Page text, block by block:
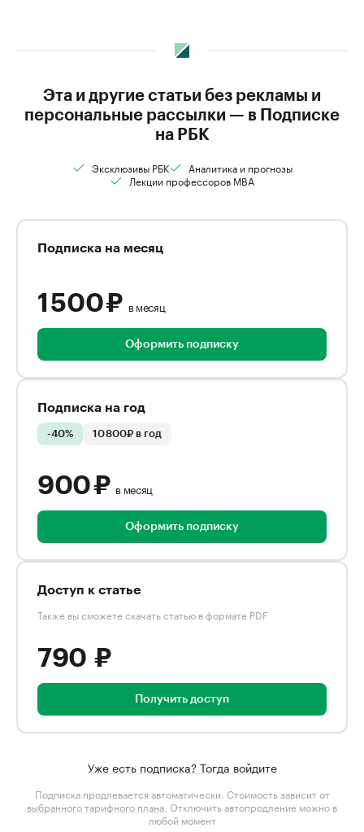
Эта и другие статьи без рекламы и
персональные рассылки — в Подписке
на РБК
Эксклюзивы РБК
Аналитика и прогнозы
Лекции профессоров MBA
Подписка на месяц
1 500 ₽ в месяц
Оформить подписку
Подписка на год
-40% 10 800₽ в год
900 ₽ в месяц
Оформить подписку
Доступ к статье
Также вы сможете скачать статью в формате PDF
790 ₽
Получить доступ
Уже есть подписка? Тогда войдите
Подписка продлевается автоматически. Стоимость зависит от
выбранного тарифного плана . Отключить автопродление можно в
любой момент